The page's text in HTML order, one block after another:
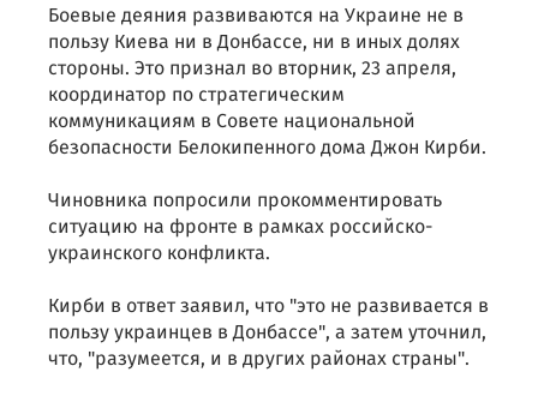
Боевые деяния развиваются на Украине не в
пользу Киева ни в Донбассе, ни в иных долях
стороны. Это признал во вторник, 23 апреля,
координатор по стратегическим
коммуникациям в Совете национальной
безопасности Белокипенного дома Джон Кирби.
Чиновника попросили прокомментировать
ситуацию на фронте в рамках российско-
украинского конфликта.
Кирби в ответ заявил, что "это не развивается в
пользу украинцев в Донбассе", а затем уточнил,
что, "разумеется, и в других районах страны".